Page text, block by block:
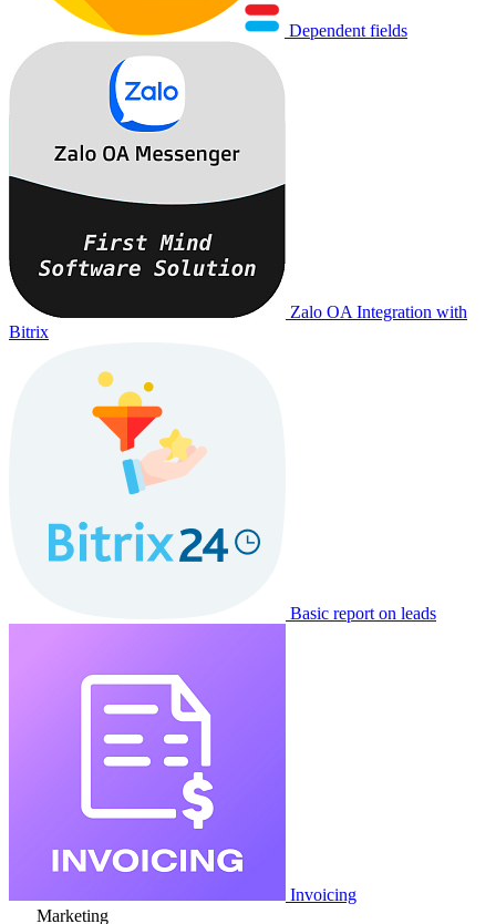
Dependent fields
Zalo OA Integration with
Bitrix
Basic report on leads
Invoicing
Marketing